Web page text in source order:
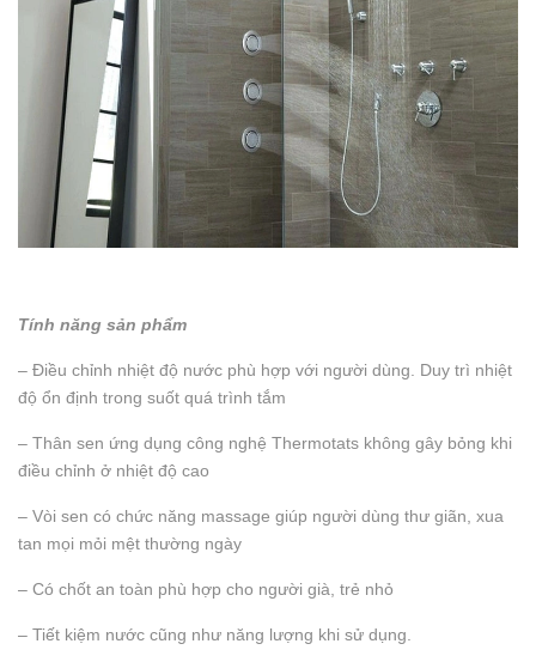
Tính năng sản phẩm
– Điều chỉnh nhiệt độ nước phù hợp với người dùng. Duy trì nhiệt
độ ổn định trong suốt quá trình tắm
– Thân sen ứng dụng công nghệ Thermotats không gây bỏng khi
điều chỉnh ở nhiệt độ cao
– Vòi sen có chức năng massage giúp người dùng thư giãn, xua
tan mọi mỏi mệt thường ngày
– Có chốt an toàn phù hợp cho người già, trẻ nhỏ
– Tiết kiệm nước cũng như năng lượng khi sử dụng.